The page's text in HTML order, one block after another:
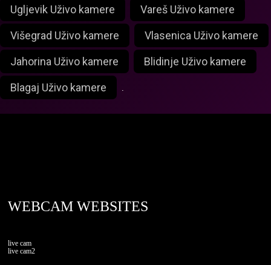
Ugljevik Uživo kamere Vareš Uživo kamere
Višegrad Uživo kamere Vlasenica Uživo kamere
Jahorina Uživo kamere Blidinje Uživo kamere
Blagaj Uživo kamere .
WEBCAM WEBSITES
live cam
live cam2